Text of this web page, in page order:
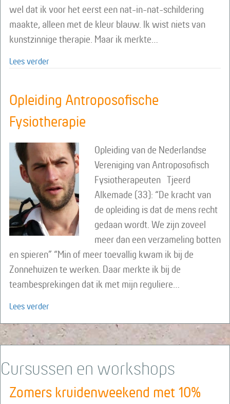
wel dat ik voor het eerst een nat-in-nat-schildering
maakte, alleen met de kleur blauw. Ik wist niets van
kunstzinnige therapie. Maar ik merkte…
Lees verder
Opleiding Antroposofische
Fysiotherapie
Opleiding van de Nederlandse
Vereniging van Antroposofisch
Fysiotherapeuten Tjeerd
Alkemade (33): “De kracht van
de opleiding is dat de mens recht
gedaan wordt. We zijn zoveel
meer dan een verzameling botten
en spieren” “Min of meer toevallig kwam ik bij de
Zonnehuizen te werken. Daar merkte ik bij de
teambesprekingen dat ik met mijn reguliere…
Lees verder
Cursussen en workshops
Zomers kruidenweekend met 10%